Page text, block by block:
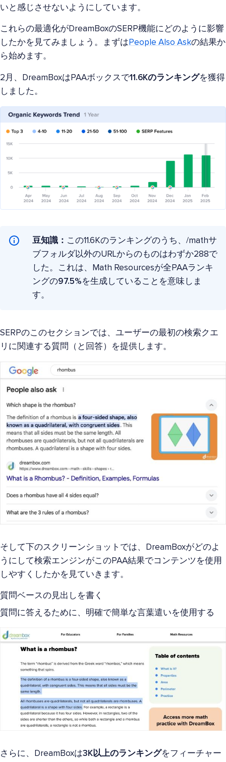
いと感じさせないようにしています。
これらの最適化がDreamBoxのSERP機能にどのように影響
したかを見てみましょう。まずは People Also Askの結果か
ら始めます。
2月、DreamBoxはPAAボックスで11.6Kのランキングを獲得
しました。
豆知識： この11.6Kのランキングのうち、/mathサ
ブフォルダ以外のURLからのものはわずか288で
した。これは、Math Resourcesが全PAAランキ
ングの97.5%を生成していることを意味しま
す。
SERPのこのセクションでは、ユーザーの最初の検索クエ
リに関連する質問（と回答）を提供します。
そして下のスクリーンショットでは、DreamBoxがどのよ
うにして検索エンジンがこのPAA結果でコンテンツを使用
しやすくしたかを見ていきます。
質問ベースの見出しを書く
質問に答えるために、明確で簡単な言葉遣いを使用する
さらに、DreamBoxは3K以上のランキングをフィーチャー